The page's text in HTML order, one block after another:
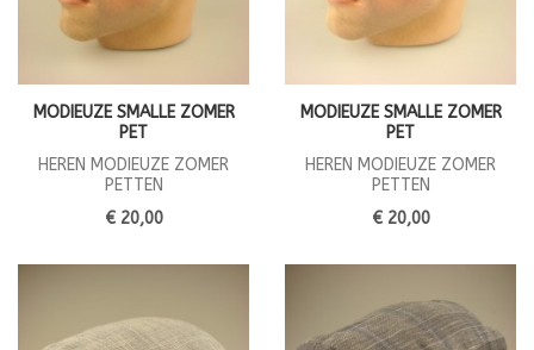
MODIEUZE SMALLE ZOMER
PET
HEREN MODIEUZE ZOMER
PETTEN
€ 20,00
MODIEUZE SMALLE ZOMER
PET
HEREN MODIEUZE ZOMER
PETTEN
€ 20,00